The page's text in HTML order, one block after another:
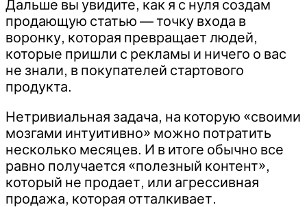
Дальше вы увидите, как я с нуля создам
продающую статью — точку входа в
воронку, которая превращает людей,
которые пришли с рекламы и ничего о вас
не знали, в покупателей стартового
продукта.
Нетривиальная задача, на которую «своими
мозгами интуитивно» можно потратить
несколько месяцев. И в итоге обычно все
равно получается «полезный контент»,
который не продает, или агрессивная
продажа, которая отталкивает.